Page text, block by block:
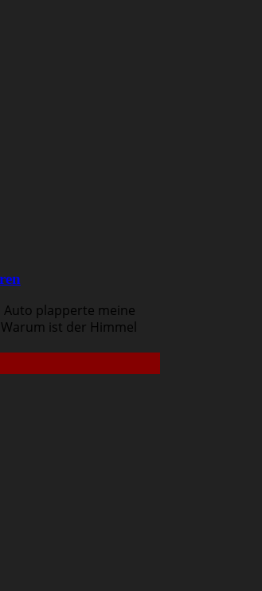
Auto plapperte meine
ist der Himmel